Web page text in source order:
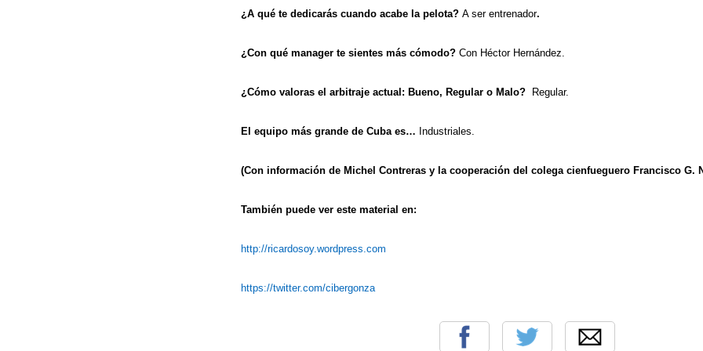
¿A qué te dedicarás cuando acabe la pelota? A ser entrenador.
¿Con qué manager te sientes más cómodo? Con Héctor Hernández.
¿Cómo valoras el arbitraje actual: Bueno, Regular o Malo? Regular.
El equipo más grande de Cuba es… Industriales.
(Con información de Michel Contreras y la cooperación del colega cienfueguero Francisco G.
También puede ver este material en:
http://ricardosoy.wordpress.com
https://twitter.com/cibergonza